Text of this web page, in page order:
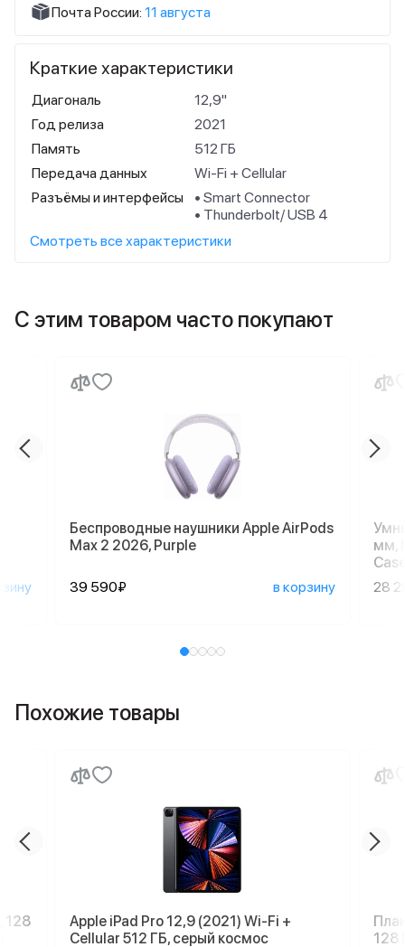
Почта России: 11 августа
Краткие характеристики
Диагональ
12,9"
Год релиза
2021
Память
512 ГБ
Передача данных
Wi-Fi + Cellular
Разъёмы и интерфейсы
• Smart Connector
• Thunderbolt/ USB 4
Смотреть все характеристики
С этим товаром часто покупают
Беспроводные наушники Apple AirPods
Max 2 2026, Purple
39 590₽ в корзину
мм,
28
Похожие товары
128
Apple iPad Pro 12,9 (2021) Wi-Fi +
Cellular 512 ГБ, серый космос
128